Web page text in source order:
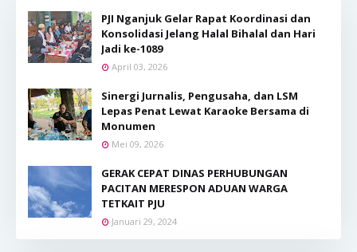
PJI Nganjuk Gelar Rapat Koordinasi dan
Konsolidasi Jelang Halal Bihalal dan Hari
Jadi ke-1089
April 03, 2026
Sinergi Jurnalis, Pengusaha, dan LSM
Lepas Penat Lewat Karaoke Bersama di
Monumen
Mei 09, 2026
GERAK CEPAT DINAS PERHUBUNGAN
PACITAN MERESPON ADUAN WARGA
TETKAIT PJU
Januari 29, 2024